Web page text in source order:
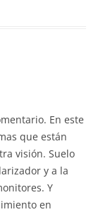
En este
que están
visión. Suelo
y a la
Y
en